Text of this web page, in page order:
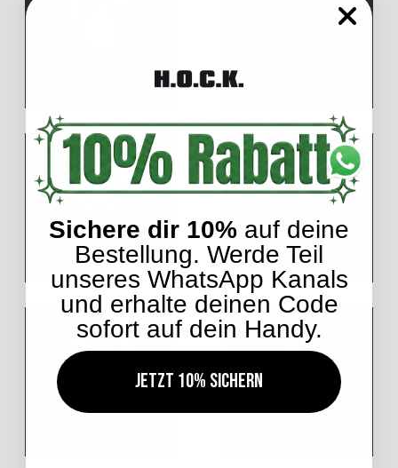
Sichere dir 10% auf deine
Bestellung. Werde Teil
unseres WhatsApp Kanals
und erhalte deinen Code
sofort auf dein Handy.
Jetzt 10% sichern